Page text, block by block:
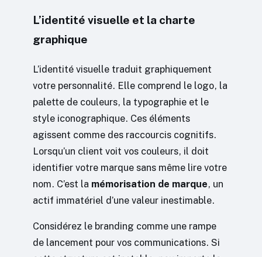
L’identité visuelle et la charte
graphique
L’identité visuelle traduit graphiquement
votre personnalité. Elle comprend le logo, la
palette de couleurs, la typographie et le
style iconographique. Ces éléments
agissent comme des raccourcis cognitifs.
Lorsqu’un client voit vos couleurs, il doit
identifier votre marque sans même lire votre
nom. C’est la mémorisation de marque, un
actif immatériel d’une valeur inestimable.
Considérez le branding comme une rampe
de lancement pour vos communications. Si